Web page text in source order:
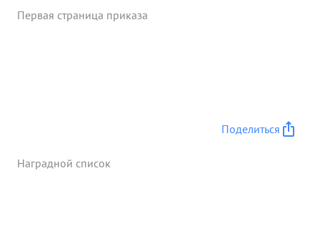
последних к месту их установки чем самым
Первая страница приказа
Поделиться
Наградной список